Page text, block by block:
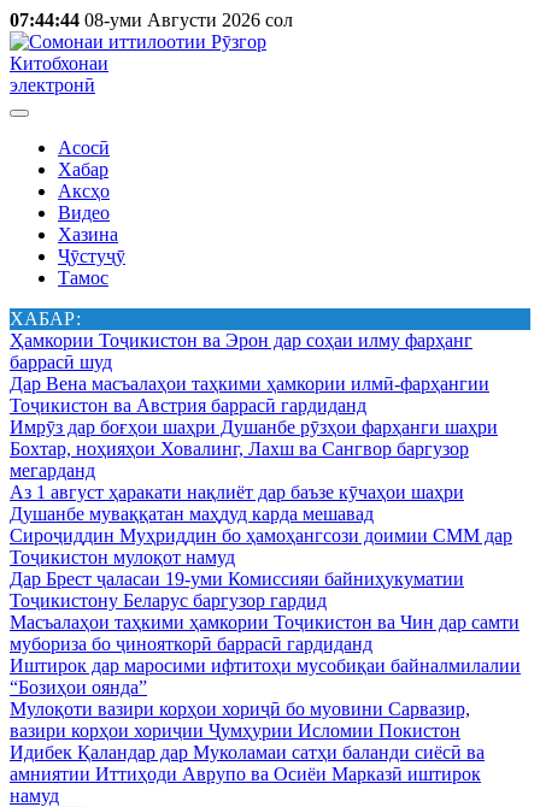
07:44:44 08-уми Августи 2026 сол
Китобхонаи
электронӣ
Асосӣ
Хабар
Аксҳо
Видео
Хазина
Ҷӯстуҷӯ
Тамос
ХАБАР:
Ҳамкории Тоҷикистон ва Эрон дар соҳаи илму фарҳанг
баррасӣ шуд
Дар Вена масъалаҳои таҳкими ҳамкории илмӣ-фарҳангии
Тоҷикистон ва Австрия баррасӣ гардиданд
Имрӯз дар боғҳои шаҳри Душанбе рӯзҳои фарҳанги шаҳри
Бохтар, ноҳияҳои Ховалинг, Лахш ва Сангвор баргузор
мегарданд
Аз 1 август ҳаракати нақлиёт дар баъзе кӯчаҳои шаҳри
Душанбе муваққатан маҳдуд карда мешавад
Сироҷиддин Муҳриддин бо ҳамоҳангсози доимии СММ дар
Тоҷикистон мулоқот намуд
Дар Брест ҷаласаи 19-уми Комиссияи байниҳукуматии
Тоҷикистону Беларус баргузор гардид
Масъалаҳои таҳкими ҳамкории Тоҷикистон ва Чин дар самти
мубориза бо ҷинояткорӣ баррасӣ гардиданд
Иштирок дар маросими ифтитоҳи мусобиқаи байналмилалии
“Бозиҳои оянда”
Мулоқоти вазири корҳои хориҷӣ бо муовини Сарвазир,
вазири корҳои хориҷии Ҷумҳурии Исломии Покистон
Идибек Қаландар дар Муколамаи сатҳи баланди сиёсӣ ва
амниятии Иттиҳоди Аврупо ва Осиёи Марказӣ иштирок
намуд